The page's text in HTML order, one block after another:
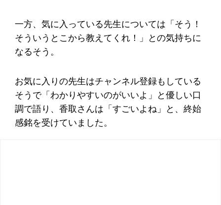
一方、気に入っている先生については「そう！
そういうとこから教えてくれ！」との気持ちに
なるそう。
お気に入りの先生はチャンネル登録もしている
そうで「わかりやすいのがいいよ」と優しい口
調で語り、香取さんは「すごいよね」と、終始
感銘を受けていました。